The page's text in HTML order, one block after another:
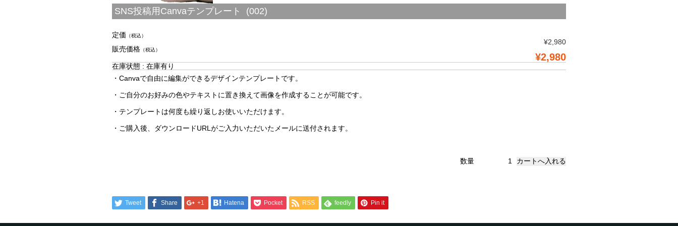
SNS投稿用Canvaテンプレート (002)
定価 （税込）
¥2,980
販売価格 （税込）
¥2,980
在庫状態 : 在庫有り
・Canvaで自由に編集ができるデザインテンプレートです。
・ご自分のお好みの色やテキストに置き換えて画像を作成することが可能です。
・テンプレートは何度も繰り返しお使いいただけます。
・ご購入後、ダウンロードURLがご入力いただいたメールに送付されます。
数量
Tweet Share +1 Hatena Pocket RSS feedly Pin it